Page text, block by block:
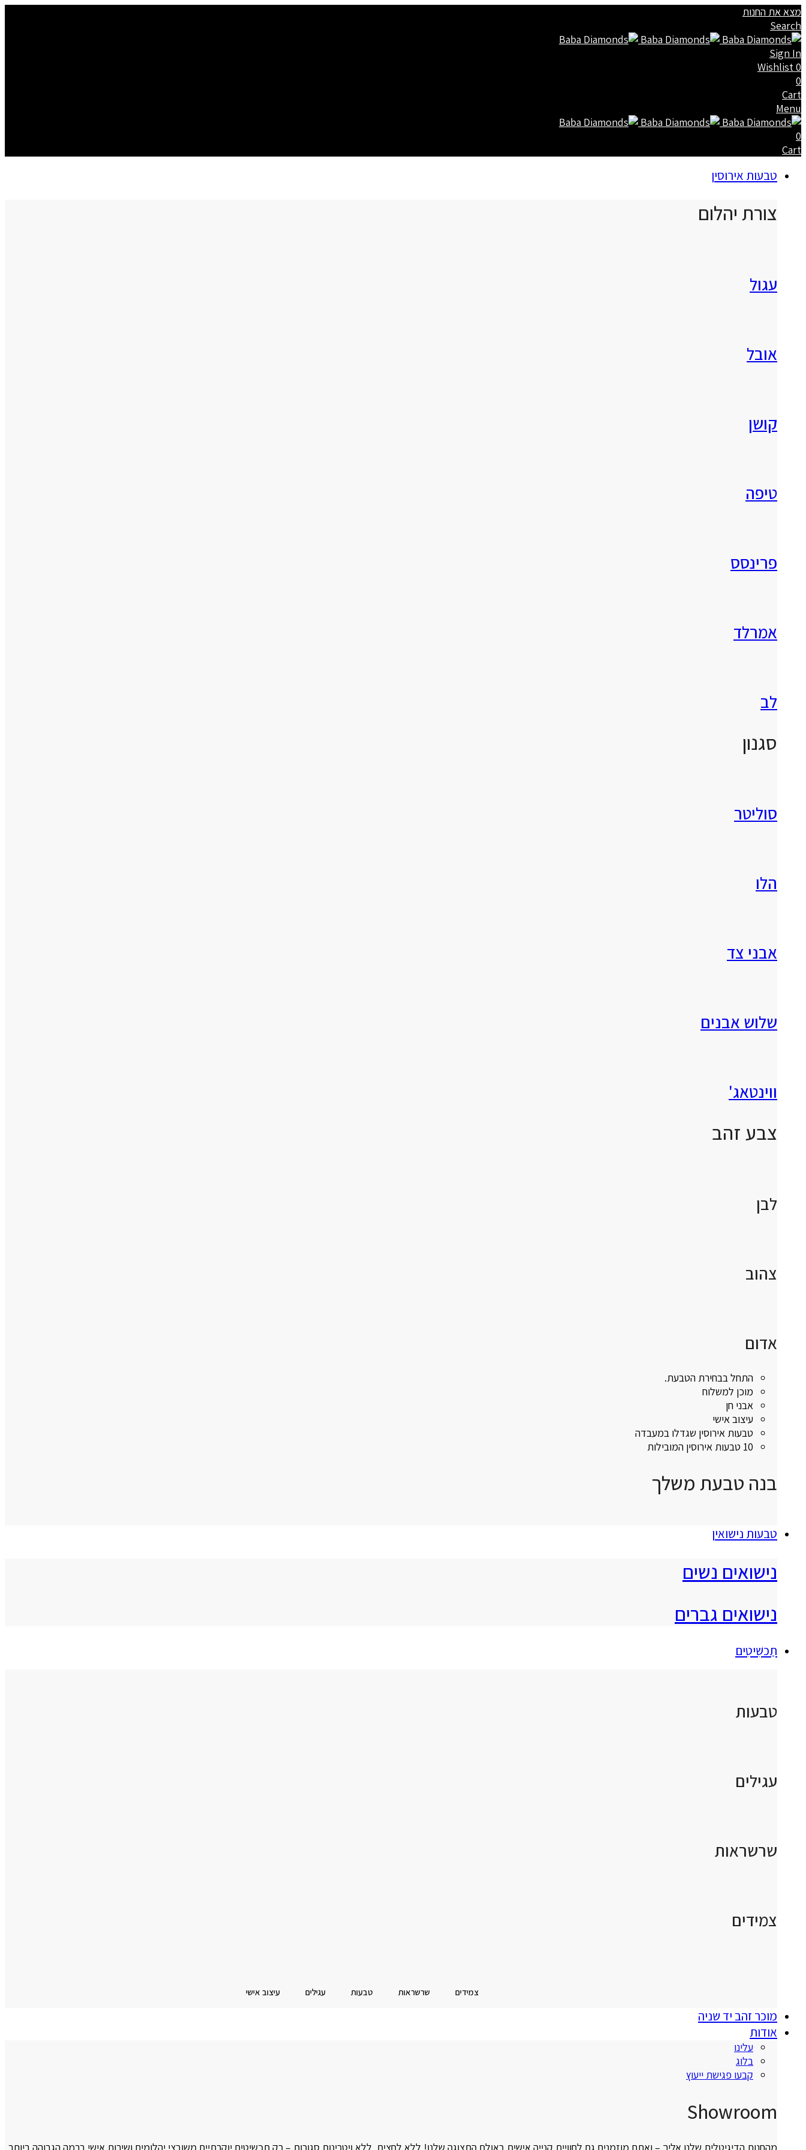
מצא את החנות
Search
Sign In
0
Wishlist
0
Cart
Menu
0
Cart
טבעות אירוסין
צורת יהלום
עגול
אובל
קושן
טיפה
פרינסס
אמרלד
לב
סגנון
סוליטר
הלו
אבני צד
שלוש אבנים
ווינטאג'
צבע זהב
לבן
צהוב
אדום
התחל בבחירת הטבעת.
מוכן למשלוח
אבני חן
עיצוב אישי
טבעות אירוסין שגדלו במעבדה
10 טבעות אירוסין המובילות
בנה טבעת משלך
טבעות נישואין
נישואים נשים
נישואים גברים
תַכשִׁיטִים
טבעות
עגילים
שרשראות
צמידים
צמידים שרשראות טבעות עגילים עיצוב אישי
מוכר זהב יד שניה
אודות
עלינו
בלוג
קבעו פגישת ייעוץ
Showroom